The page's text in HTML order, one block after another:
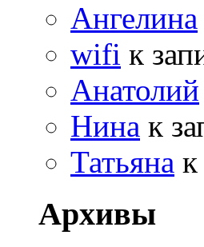
Ангелина
wifi к
Анатолий
Нина к
Татьяна к
Архивы